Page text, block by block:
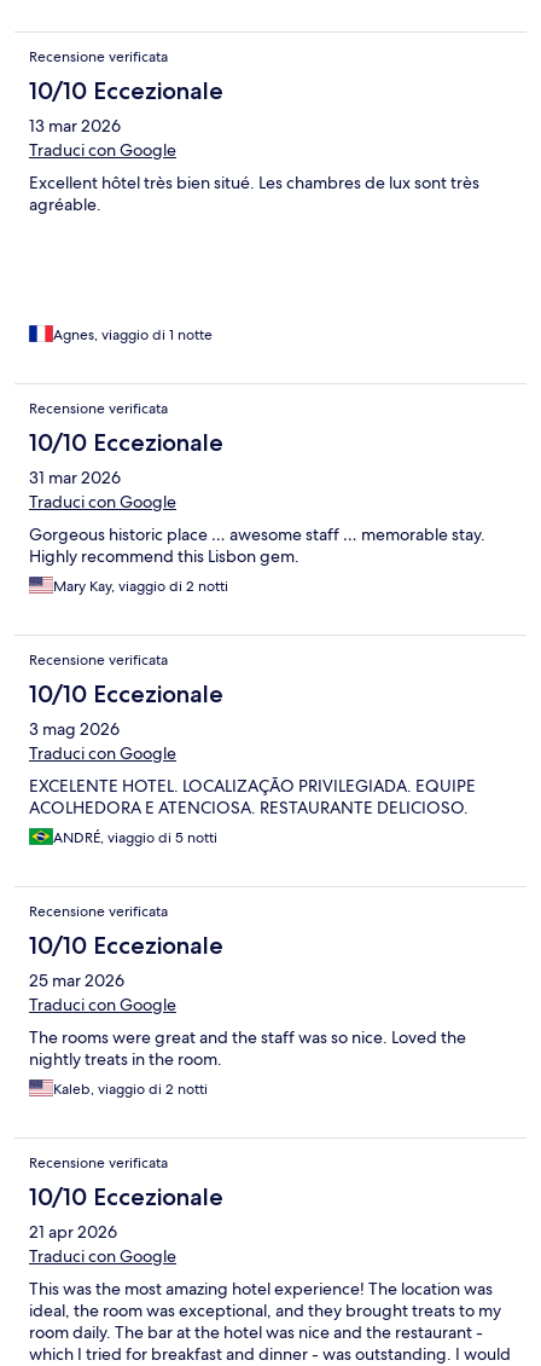
Recensione verificata
10/10 Eccezionale
13 mar 2026
Traduci con Google
Excellent hôtel très bien situé. Les chambres de lux sont très
agréable.
Agnes, viaggio di 1 notte
Recensione verificata
10/10 Eccezionale
31 mar 2026
Traduci con Google
Gorgeous historic place … awesome staff … memorable stay.
Highly recommend this Lisbon gem.
Mary Kay, viaggio di 2 notti
Recensione verificata
10/10 Eccezionale
3 mag 2026
Traduci con Google
EXCELENTE HOTEL. LOCALIZAÇÃO PRIVILEGIADA. EQUIPE
ACOLHEDORA E ATENCIOSA. RESTAURANTE DELICIOSO.
ANDRÉ, viaggio di 5 notti
Recensione verificata
10/10 Eccezionale
25 mar 2026
Traduci con Google
The rooms were great and the staff was so nice. Loved the
nightly treats in the room.
Kaleb, viaggio di 2 notti
Recensione verificata
10/10 Eccezionale
21 apr 2026
Traduci con Google
This was the most amazing hotel experience! The location was
ideal, the room was exceptional, and they brought treats to my
room daily. The bar at the hotel was nice and the restaurant -
which I tried for breakfast and dinner - was outstanding. I would